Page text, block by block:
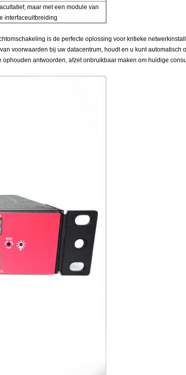
maar met een module van
interfaceuitbreiding
is de perfecte oplossing voor kritieke
voorwaarden bij uw datacentrum, houdt en u kunt
antwoorden, afzet onbruikbaar maken om huidige